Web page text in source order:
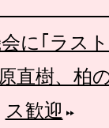
に｢ラス
直樹、
ス歓迎